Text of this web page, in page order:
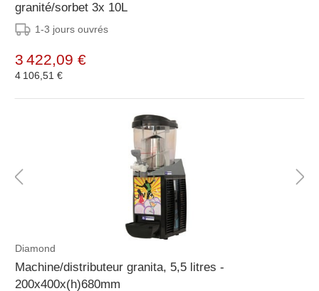
granité/sorbet 3x 10L
1-3 jours ouvrés
3 422,09 €
4 106,51 €
Diamond
Machine/distributeur granita, 5,5 litres -
200x400x(h)680mm